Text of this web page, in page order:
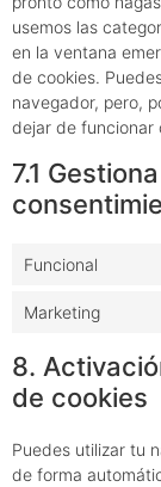
usemos las
en la ventana
de cookies.
navegador, pero,
dejar de funcionar
7.1
Funcional
Marketing
8.
de cookies
Puedes utilizar tu
de forma